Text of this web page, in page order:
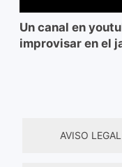
Un canal en
improvisar en el
AVISO